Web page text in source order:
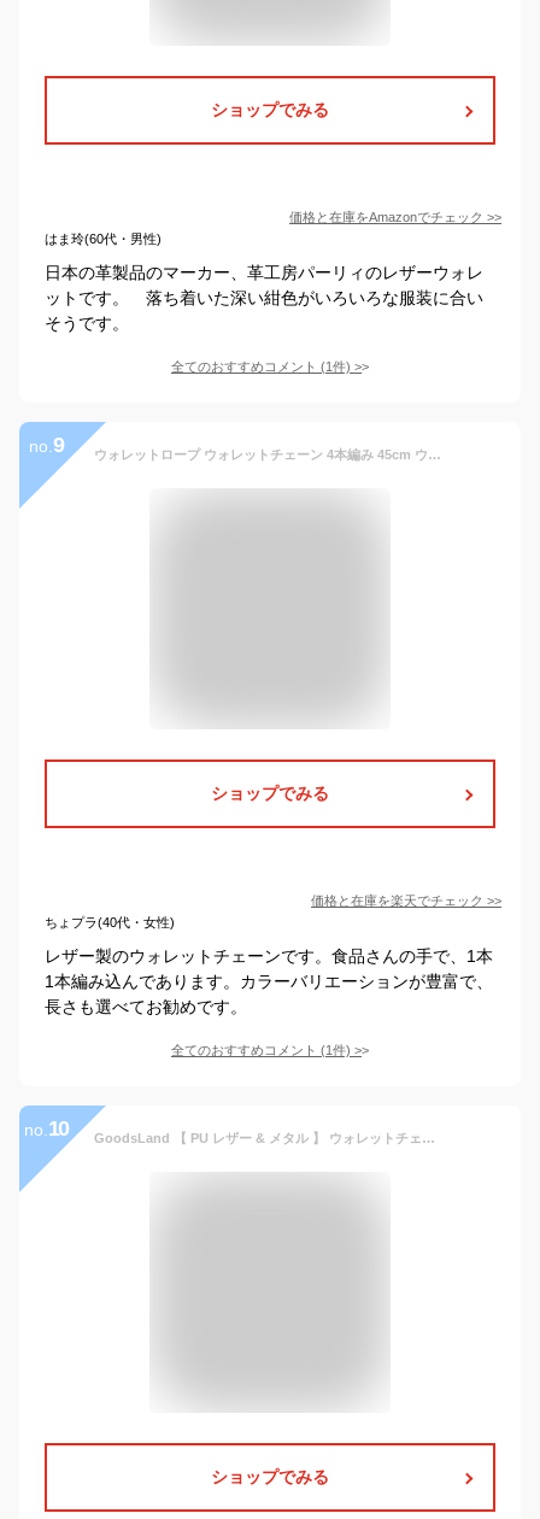
ショップでみる
価格と在庫をAmazonでチェック >>
はま玲(60代・男性)
日本の革製品のマーカー、革工房パーリィのレザーウォレ
ットです。 落ち着いた深い紺色がいろいろな服装に合い
そうです。
全てのおすすめコメント (1件) >
no. 9 ウォレットロープ ウォレットチェーン 4本編み 45cm ウォレットループ 牛革 革 レザーコード レザーロープ ウォレット 革財布 ライダースウォレット バイカーズウォレット レザーウォレット アメカジ バイカー ファッション メンズ aruba アルバ（wc3927_45nof）
ショップでみる
価格と在庫を楽天でチェック >>
ちょプラ(40代・女性)
レザー製のウォレットチェーンです。食品さんの手で、1本
1本編み込んであります。カラーバリエーションが豊富で、
長さも選べてお勧めです。
全てのおすすめコメント (1件) >
no. 10 GoodsLand 【 PU レザー & メタル 】 ウォレットチェーン ロング 革 おしゃれ メンズ 約60cm ナスカン カラビナ キーリング キーチェーン バイカー バイク 鍵 キーホルダー ひも 紐 財布 チェーン 落下防止 ストラップ 【 ドクロ 付き 】 GD-WLCHAIN-01-BR
ショップでみる